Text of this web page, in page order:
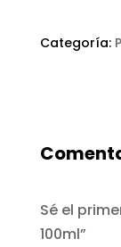
Categoría:
Sé el
100ml”